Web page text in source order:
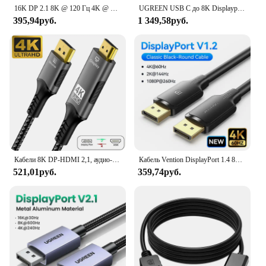
16K DP 2.1 8K @ 120 Гц 4K @ 240 Гц 80 Гбит/с HDR Видео Аудио Displayport Кабель Порт дисплея для ноутбука ТВ Xbox Проектор Игровой монитор
395,94руб.
UGREEN USB C до 8K Displayport 1,4 для iPhone 15 Macbook Pro iPad совместим с Thunderbolt 3/4 USB Type C до 8K DP кабель 32,4 Гбит/с
1 349,58руб.
Кабели 8K DP-HDMI 2,1, аудио-и видеоконвертер, однонаправленный адаптер 8K @ 60Hz 4k @ 120Hz для HDTV проектора, монитора ноутбука
521,01руб.
Кабель Vention DisplayPort 1.4 8K 60 Гц 4K HDR 165 Гц Порт дисплея Аудиокабель для видео ПК Ноутбук ТВ Порт дисплея Кабель 1,4 DP 1,2
359,74руб.